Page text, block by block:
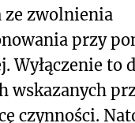
ze zwolnienia
przy
Wyłączenie to
wskazanych
czynności.